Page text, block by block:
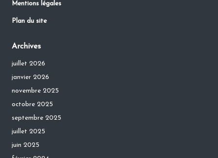
Mentions légales
Plan du site
Archives
juillet 2026
janvier 2026
novembre 2025
octobre 2025
septembre 2025
juillet 2025
juin 2025